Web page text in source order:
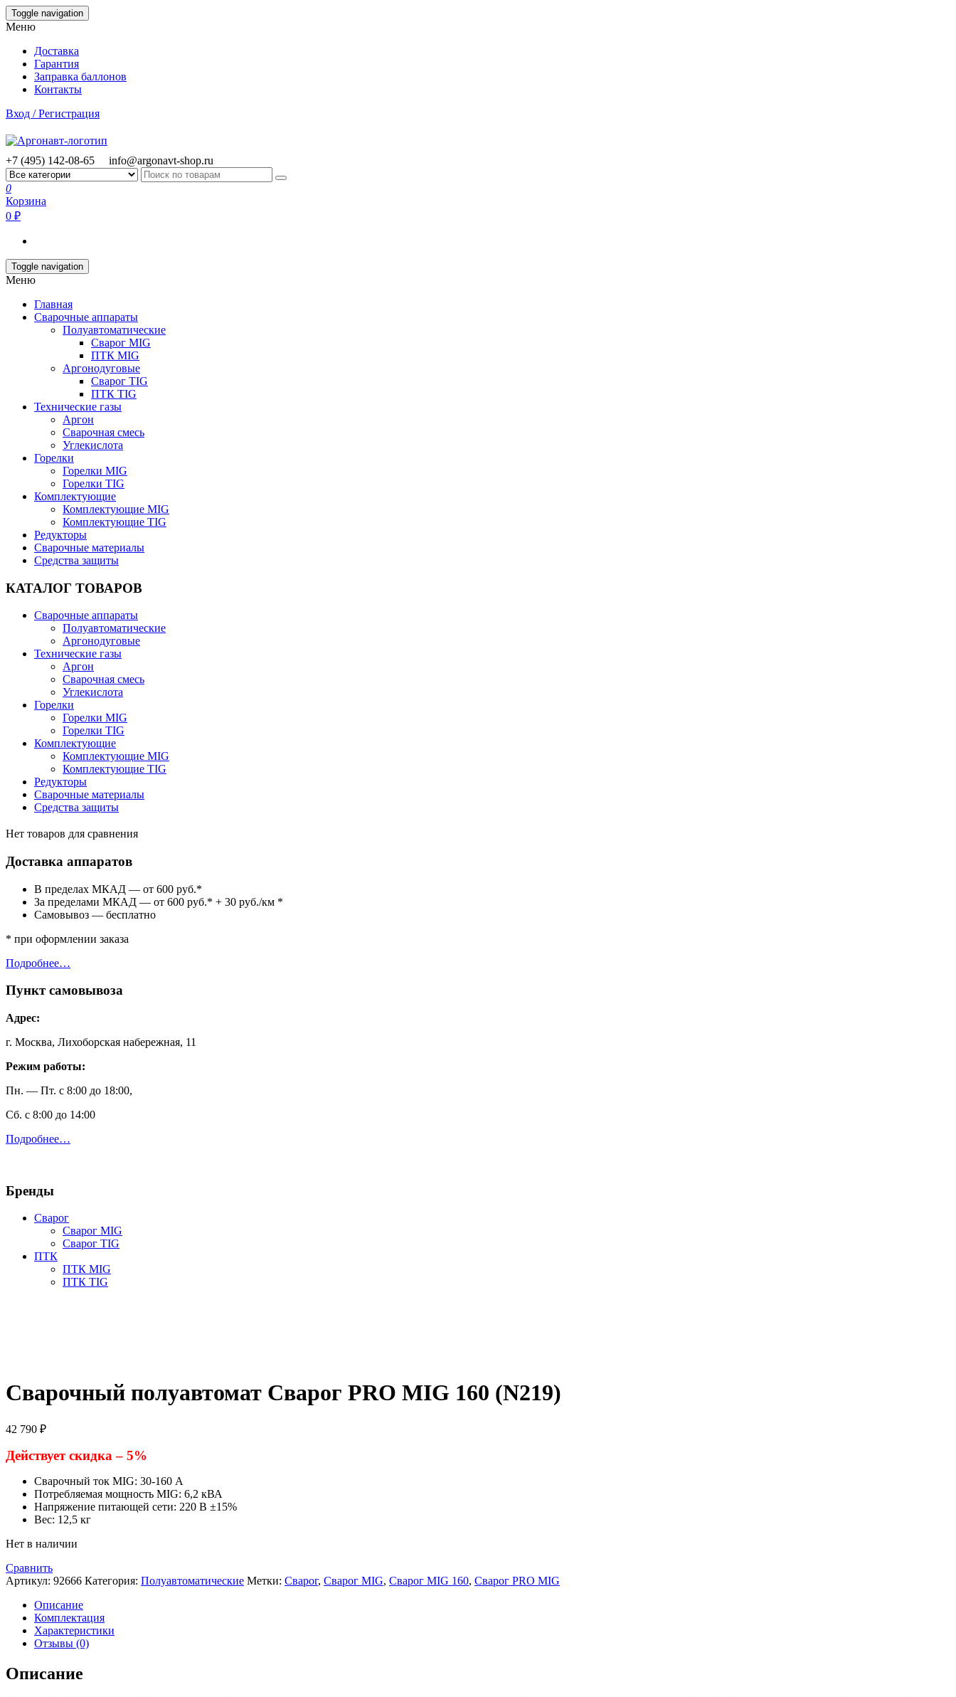
Skip
to
content
Toggle navigation
Меню
Доставка
Гарантия
Заправка баллонов
Контакты
Вход / Регистрация
+7 (495) 142-08-65 info@argonavt-shop.ru
0
Корзина
0 ₽
Toggle navigation
Меню
Главная
Сварочные аппараты
Полуавтоматические
Сварог MIG
ПТК MIG
Аргонодуговые
Сварог TIG
ПТК TIG
Технические газы
Аргон
Сварочная смесь
Углекислота
Горелки
Горелки MIG
Горелки TIG
Комплектующие
Комплектующие MIG
Комплектующие TIG
Редукторы
Сварочные материалы
Средства защиты
КАТАЛОГ ТОВАРОВ
Сварочные аппараты
Полуавтоматические
Аргонодуговые
Технические газы
Аргон
Сварочная смесь
Углекислота
Горелки
Горелки MIG
Горелки TIG
Комплектующие
Комплектующие MIG
Комплектующие TIG
Редукторы
Сварочные материалы
Средства защиты
Нет товаров для сравнения
Доставка аппаратов
В пределах МКАД — от 600 руб.*
За пределами МКАД — от 600 руб.* + 30 руб./км *
Самовывоз — бесплатно
* при оформлении заказа
Подробнее…
Пункт самовывоза
Адрес:
г. Москва, Лихоборская набережная, 11
Режим работы:
Пн. — Пт. с 8:00 до 18:00,
Сб. с 8:00 до 14:00
Подробнее…
Бренды
Сварог
Сварог MIG
Сварог TIG
ПТК
ПТК MIG
ПТК TIG
Сварочный полуавтомат Сварог PRO MIG 160 (N219)
42 790 ₽
Действует скидка – 5%
Сварочный ток MIG: 30-160 А
Потребляемая мощность MIG: 6,2 кВА
Напряжение питающей сети: 220 В ±15%
Вес: 12,5 кг
Нет в наличии
Сравнить
Артикул: 92666 Категория: Полуавтоматические Метки: Сварог, Сварог MIG, Сварог MIG 160, Сварог PRO MIG
Описание
Комплектация
Характеристики
Отзывы (0)
Описание